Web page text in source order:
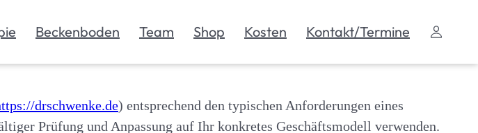
Beckenboden Team Shop Kosten Kontakt/Termine
drschwenke.de) entsprechend den typischen Anforderungen eines
Prüfung und Anpassung auf Ihr konkretes Geschäftsmodell verwenden.